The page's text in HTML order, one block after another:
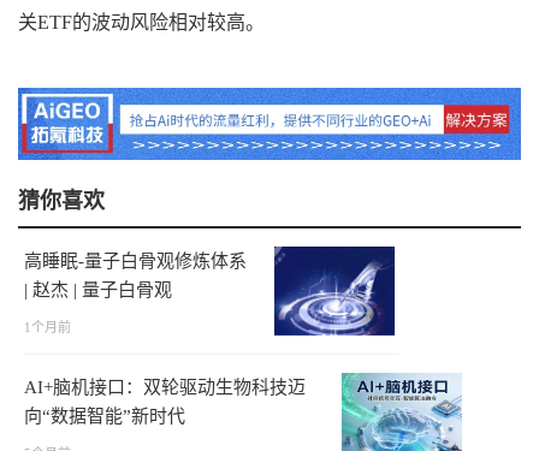
关ETF的波动风险相对较高。
猜你喜欢
高睡眠-量子白骨观修炼体系
| 赵杰 | 量子白骨观
1个月前
AI+脑机接口：双轮驱动生物科技迈
向“数据智能”新时代